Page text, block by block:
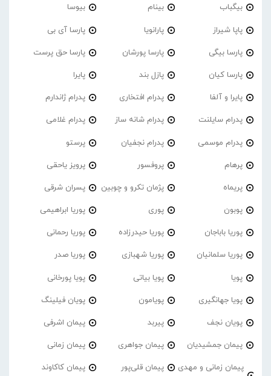
بیگباب بینام بیوسا
پاپا شیراز پارانویا پارسا آی بی
پارسا بیگی پارسا پورشان پارسا حق پرست
پارسا کیان پازل بند پایرا
پایرا و آلفا پدرام افتخاری پدرام ژاندارم
پدرام‌ سایلنت پدرام شانه ساز پدرام غلامی
پدرام موسمی پدرام نجفیان پرستو
پرهام پروفسور پرویز یاحقی
پریماه پژمان تکرو و چوبین پسران شرقی
پوبون پوری پوریا ابراهیمی
پوریا باباجان پوریا حیدرزاده پوریا رحمانی
پوریا سلمانیان پوریا شهبازی پوریا صدر
پویا پویا بیاتی پویا پورخانی
پویا جهانگیری پویامون پویان فیلینگ
پویان نجف پیربد پیمان اشرفی
پیمان جمشیدیان پیمان جواهری پیمان زمانی
پیمان زمانی و مهدی
پیمان قلی‌پور پیمان کاکاوند